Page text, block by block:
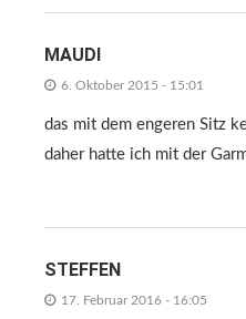
MAUDI
6. Oktober 2015 - 15:01
das mit dem engeren Sitz
daher hatte ich mit der
STEFFEN
17. Februar 2016 - 16:05